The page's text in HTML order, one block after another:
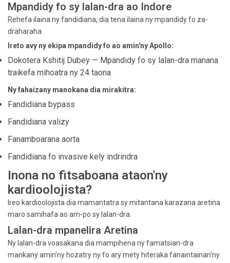
Mpandidy fo sy lalan-dra ao Indore
Rehefa ilaina ny fandidiana, dia tena ilaina ny mpandidy fo za-
draharaha.
Ireto avy ny ekipa mpandidy fo ao amin'ny Apollo:
Dokotera Kshitij Dubey — Mpandidy fo sy lalan-dra manana
traikefa mihoatra ny 24 taona
Ny fahaizany manokana dia mirakitra:
Fandidiana bypass
Fandidiana valizy
Fanamboarana aorta
Fandidiana fo invasive kely indrindra
Inona no fitsaboana ataon'ny
kardioolojista?
Ireo kardioolojista dia mamantatra sy mitantana karazana aretina
maro samihafa ao am-po sy lalan-dra.
Lalan-dra mpanelira Aretina
Ny lalan-dra voasakana dia mampihena ny famatsian-dra
mankany amin'ny hozatry ny fo ary mety hiteraka fanaintainan'ny